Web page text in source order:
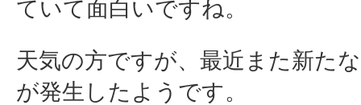
ていて面白いですね。
天気の方ですが、最近また新た
が発生したようです。